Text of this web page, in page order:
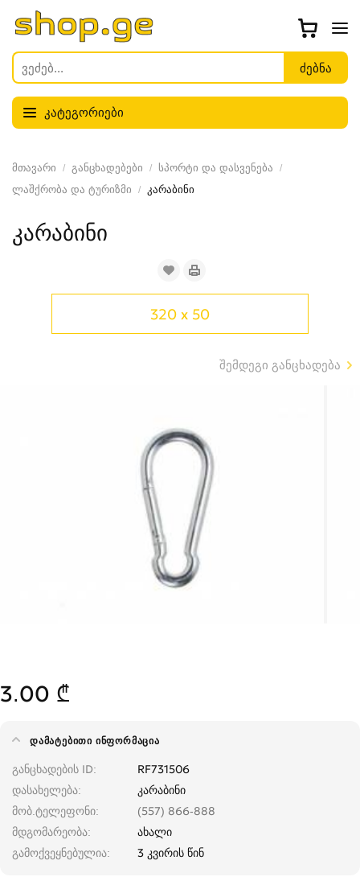
კატეგორიები
მთავარი განცხადებები
სპორტი და დასვენება
ლაშქრობა და ტურიზმი
კარაბინი
კარაბინი
320 x 50
შემდეგი განცხადება
3.00 ₾
ᲓᲐᲛᲐᲢᲔᲑᲘᲗᲘ ᲘᲜᲤᲝᲠᲛᲐᲪᲘᲐ
განცხადების ID
RF731506
დასახელება
კარაბინი
მობ.ტელეფონი
(557) 866-888
მდგომარეობა
ახალი
გამოქვეყნებულია
3 კვირის წინ